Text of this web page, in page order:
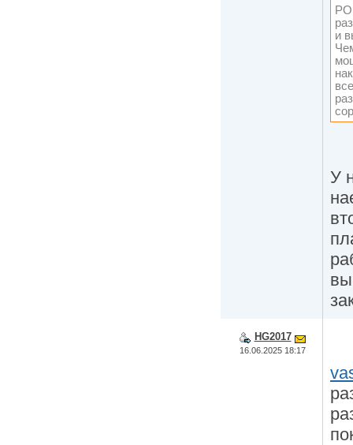
РО
и
У
HG2017
16.06.2025 18:17